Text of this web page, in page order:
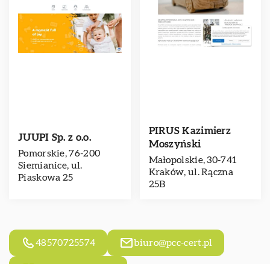
JUUPI Sp. z o.o.
Pomorskie, 76-200
Siemianice, ul.
Piaskowa 25
PIRUS Kazimierz
Moszyński
Małopolskie, 30-741
Kraków, ul. Rączna
25B
48570725574 biuro@pcc-cert.pl